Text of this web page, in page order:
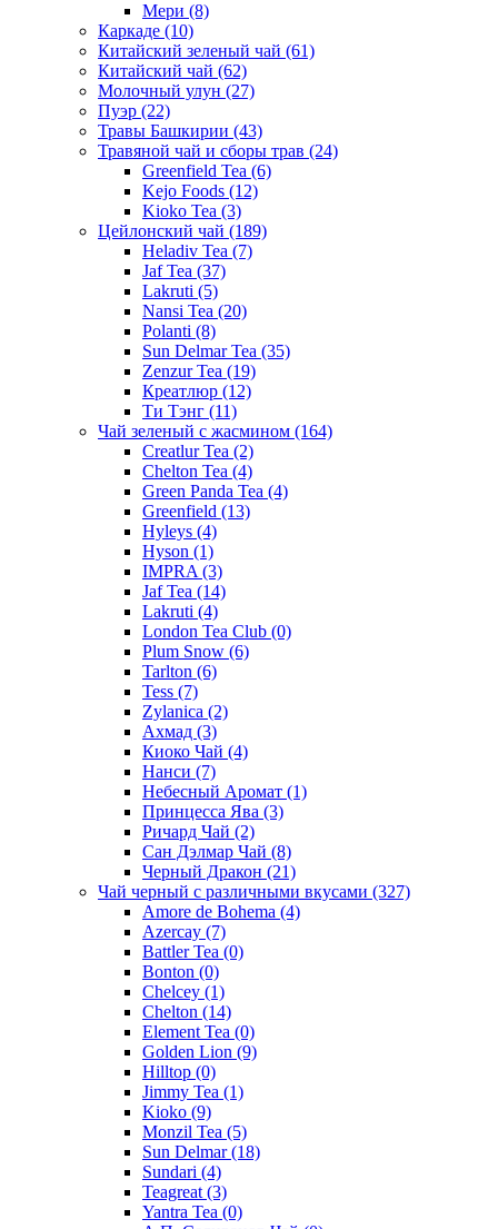
Мери (8)
Каркаде (10)
Китайский зеленый чай (61)
Китайский чай (62)
Молочный улун (27)
Пуэр (22)
Травы Башкирии (43)
Травяной чай и сборы трав (24)
Greenfield Tea (6)
Kejo Foods (12)
Kioko Tea (3)
Цейлонский чай (189)
Heladiv Tea (7)
Jaf Tea (37)
Lakruti (5)
Nansi Tea (20)
Polanti (8)
Sun Delmar Tea (35)
Zenzur Tea (19)
Креатлюр (12)
Ти Тэнг (11)
Чай зеленый с жасмином (164)
Creatlur Tea (2)
Chelton Tea (4)
Green Panda Tea (4)
Greenfield (13)
Hyleys (4)
Hyson (1)
IMPRA (3)
Jaf Tea (14)
Lakruti (4)
London Tea Club (0)
Plum Snow (6)
Tarlton (6)
Tess (7)
Zylanica (2)
Ахмад (3)
Киоко Чай (4)
Нанси (7)
Небесный Аромат (1)
Принцесса Ява (3)
Ричард Чай (2)
Сан Дэлмар Чай (8)
Черный Дракон (21)
Чай черный с различными вкусами (327)
Amore de Bohema (4)
Azercay (7)
Battler Tea (0)
Bonton (0)
Chelcey (1)
Chelton (14)
Element Tea (0)
Golden Lion (9)
Hilltop (0)
Jimmy Tea (1)
Kioko (9)
Monzil Tea (5)
Sun Delmar(18)
Sundari (4)
Teagreat (3)
Yantra Tea (0)